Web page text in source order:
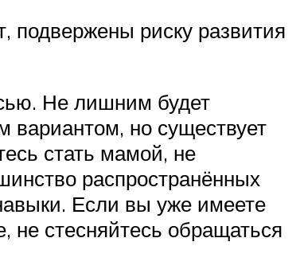
подвержены риску развития
Не лишним будет
вариантом, но существует
стать мамой, не
распространённых
Если вы уже имеете
не стесняйтесь обращаться